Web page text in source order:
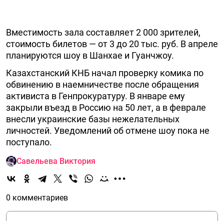
Вместимость зала составляет 2 000 зрителей,
стоимость билетов — от 3 до 20 тыс. руб. В апреле
планируются шоу в Шанхае и Гуанчжоу.
Казахстанский КНБ начал проверку комика по
обвинению в наемничестве после обращения
активиста в Генпрокуратуру. В январе ему
закрыли въезд в Россию на 50 лет, а в феврале
внесли украинские базы нежелательных
личностей. Уведомлений об отмене шоу пока не
поступало.
Савельева Виктория
0 комментариев